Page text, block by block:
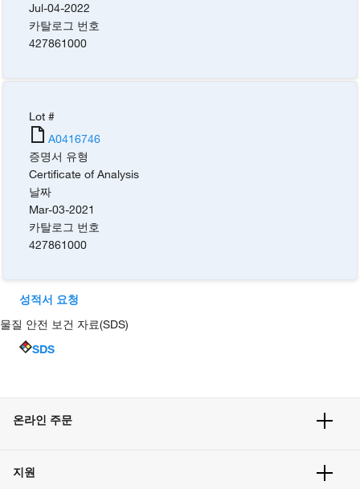
Jul-04-2022
카탈로그 번호
427861000
Lot #
A0416746
증명서 유형
Certificate of Analysis
날짜
Mar-03-2021
카탈로그 번호
427861000
성적서 요청
물질 안전 보건 자료(SDS)
SDS
온라인 주문
주문 방법
지원